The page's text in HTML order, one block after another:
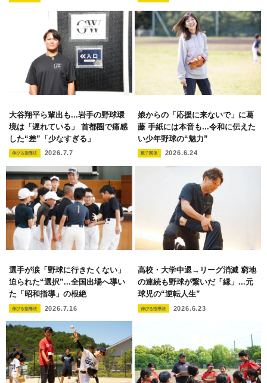
大谷翔平ら輩出も...岩手の野球環
境は「遅れている」 首都圏で痛感
した“差”「少なすぎる」
伸びる指導法 2026.7.7
娘からの「応援に来ないで」に葛
藤 手紙には本音も...令和に伝えた
い少年野球の“魅力”
親子関係 2026.6.24
選手が涙「野球に行きたくない」
迫られた“選択”...全国出場へ導い
た「昭和指導」の根絶
伸びる指導法 2026.7.16
高校・大学中退→リーグ消滅 窮地
の連続も野球が繋いだ「縁」...元
球児の“逆転人生”
伸びる指導法 2026.6.23